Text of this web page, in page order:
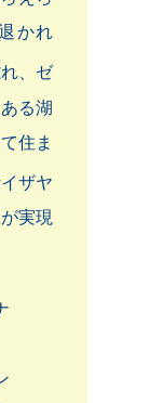
かれ
、ゼ
る湖
住ま
ザヤ
実現